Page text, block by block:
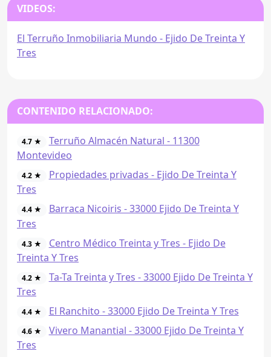
VIDEOS:
El Terruño Inmobiliaria Mundo - Ejido De Treinta Y
Tres
CONTENIDO RELACIONADO:
4.7 ★
Terruño Almacén Natural - 11300
Montevideo
4.2 ★
Propiedades privadas - Ejido De Treinta Y
Tres
4.4 ★
Barraca Nicoiris - 33000 Ejido De Treinta Y
Tres
4.3 ★
Centro Médico Treinta y Tres - Ejido De
Treinta Y Tres
4.2 ★
Ta-Ta Treinta y Tres - 33000 Ejido De Treinta Y
Tres
4.4 ★ El Ranchito - 33000 Ejido De Treinta Y Tres
4.6 ★
Vivero Manantial - 33000 Ejido De Treinta Y
Tres